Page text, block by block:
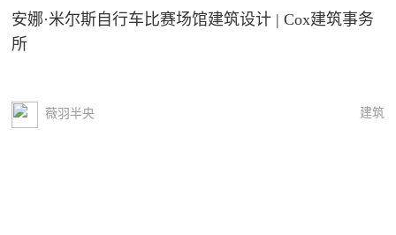
安娜·米尔斯自行车比赛场馆建筑设计 | Cox建筑事务
所
薇羽半央 建筑